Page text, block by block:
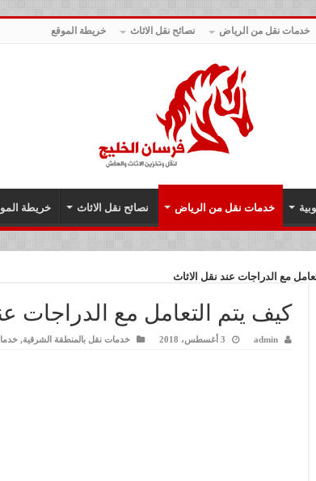
خدمات نقل من الرياض نصائح نقل الاثاث خريطة الموقع
خدمات نقل من الرياض نصائح نقل الاثاث خريطة
مع الدراجات عند نقل الاثاث
كيف يتم التعامل مع الدراجات
admin 3 أغسطس، 2018 خدمات نقل بالمنطقة الشرقية,